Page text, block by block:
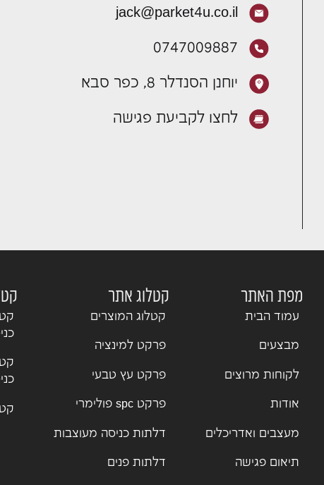
jack@parket4u.co.il
0747009887
יוחנן הסנדלר 8, כפר סבא
לחצו לקביעת פגישה
מפת האתר
עמוד הבית
מבצעים
לקוחות מרוצים
אודות
מעצבים ואדריכלים
תיאום פגישה
קטלוג אתר
קטלוג המוצרים
פרקט למינציה
פרקט עץ טבעי
פרקט spc פולימרי
דלתות כניסה מעוצבות
דלתות פנים